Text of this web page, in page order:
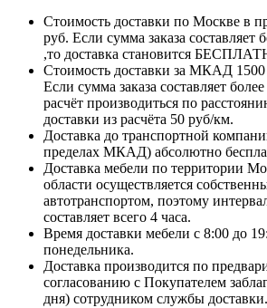
Стоимость доставки по Москве в
руб. Если сумма заказа составляет
,то доставка становится
Стоимость доставки за МКАД
Если сумма заказа составляет
расчёт производиться по
доставки из расчёта 50 руб/км.
Доставка до транспортной
пределах МКАД) абсолютно
Доставка мебели по территории
области осуществляется
автотранспортом, поэтому
составляет всего 4 часа.
Время доставки мебели с 8:00 до
понедельника.
Доставка производится по
согласованию с Покупателем
дня) сотрудником службы доставки.